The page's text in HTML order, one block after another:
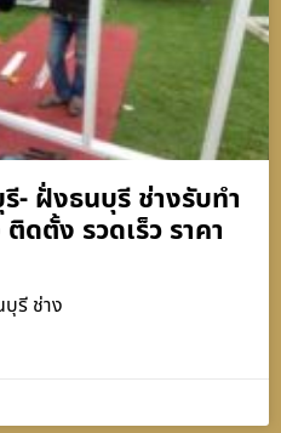
- ฝั่งธนบุรี ช่างรับทำ
ดตั้ง รวดเร็ว ราคา
รี ช่าง